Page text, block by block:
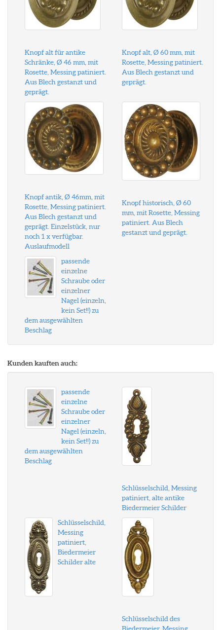
Knopf alt für antike
Schränke, Ø 46 mm, mit
Rosette, Messing patiniert.
Aus Blech gestanzt und
geprägt.
Knopf alt, Ø 60 mm, mit
Rosette, Messing patiniert.
Aus Blech gestanzt und
geprägt.
Knopf antik, Ø 46mm, mit
Rosette, Messing patiniert.
Aus Blech gestanzt und
geprägt. Einzelstück, nur
noch 1 x verfügbar.
Auslaufmodell
Knopf historisch, Ø 60
mm, mit Rosette, Messing
patiniert. Aus Blech
gestanzt und geprägt.
passende
einzelne
Schraube oder
einzelner
Nagel (einzeln,
kein Set!!) zu
dem ausgewählten
Beschlag
Kunden kauften auch:
passende
einzelne
Schraube oder
einzelner
Nagel (einzeln,
kein Set!!) zu
dem ausgewählten
Beschlag
Schlüsselschild, Messing
patiniert, alte antike
Biedermeier Schilder
Schlüsselschild,
Messing
patiniert,
Biedermeier
Schilder alte
Schlüsselschild des